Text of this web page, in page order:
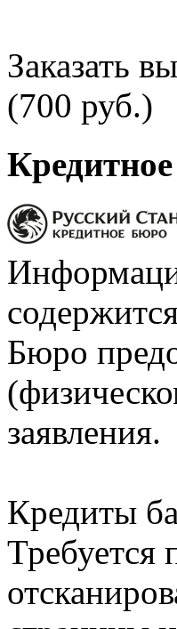
Заказать
(700 руб.)
Бюро
заявления.
Кредиты
Требуется